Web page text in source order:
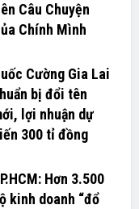
Câu Chuyện
Chính Mình
Cường Gia Lai
bị đổi tên
lợi nhuận dự
300 tỉ đồng
Hơn 3.500
kinh doanh “đổ